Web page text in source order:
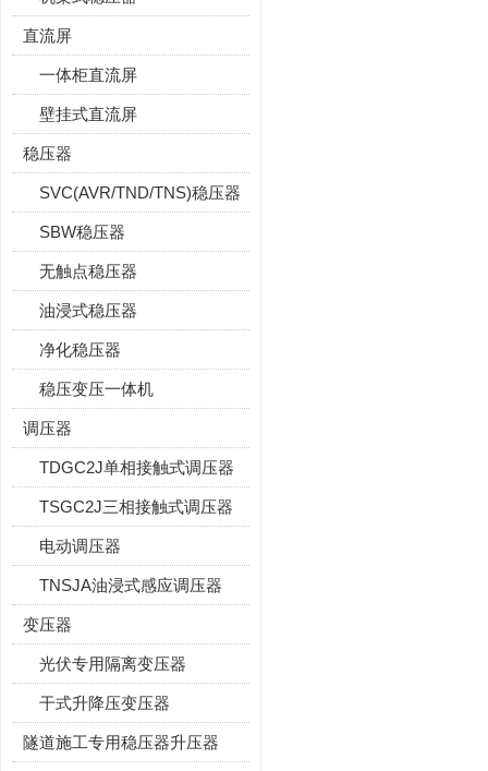
直流屏
一体柜直流屏
壁挂式直流屏
稳压器
SVC(AVR/TND/TNS)稳压器
SBW稳压器
无触点稳压器
油浸式稳压器
净化稳压器
稳压变压一体机
调压器
TDGC2J单相接触式调压器
TSGC2J三相接触式调压器
电动调压器
TNSJA油浸式感应调压器
变压器
光伏专用隔离变压器
干式升降压变压器
隧道施工专用稳压器升压器